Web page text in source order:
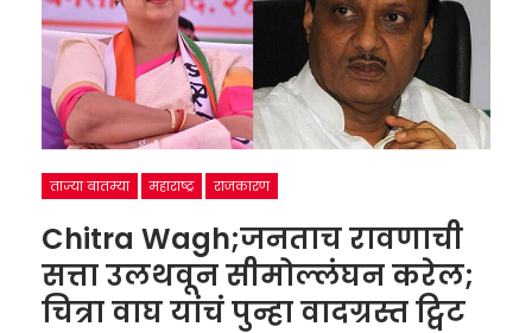
ताज्या बातम्या महाराष्ट्र राजकारण
Chitra Wagh;जनताच रावणाची
सत्ता उलथवून सीमोल्लंघन करेल;
चित्रा वाघ यांचं पुन्हा वादग्रस्त ट्विट